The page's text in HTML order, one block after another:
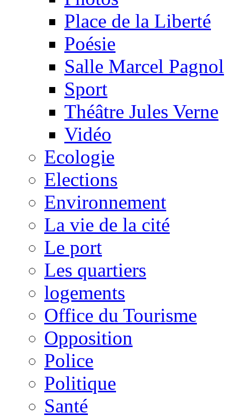
Place de la Liberté
Poésie
Salle Marcel Pagnol
Sport
Théâtre Jules Verne
Vidéo
Ecologie
Elections
Environnement
La vie de la cité
Le port
Les quartiers
logements
Office du Tourisme
Opposition
Police
Politique
Santé